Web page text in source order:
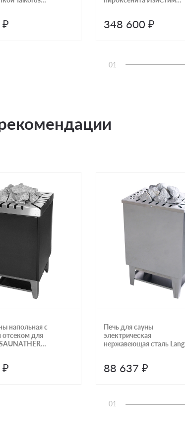
348 600 ₽
01
напольная с
отсеком для
Печь для сауны
электрическая
нержавеющая сталь Lang
88 637 ₽
01